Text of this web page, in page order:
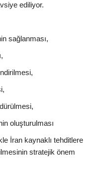
ediliyor.
sağlanması,
oluşturulması
İran kaynaklı tehditlere
stratejik önem